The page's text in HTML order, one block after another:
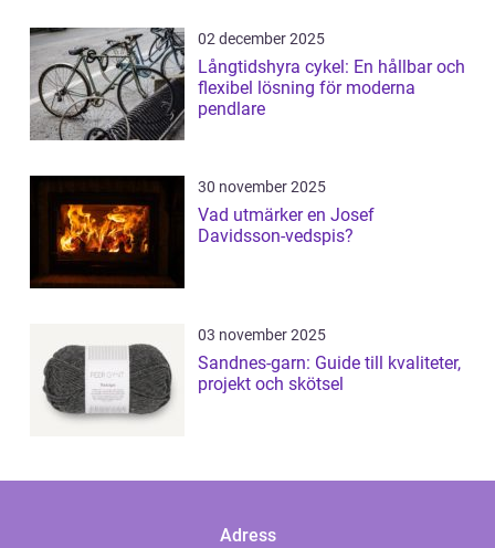
02 december 2025
Långtidshyra cykel: En hållbar och
flexibel lösning för moderna
pendlare
30 november 2025
Vad utmärker en Josef
Davidsson-vedspis?
03 november 2025
Sandnes-garn: Guide till kvaliteter,
projekt och skötsel
Adress